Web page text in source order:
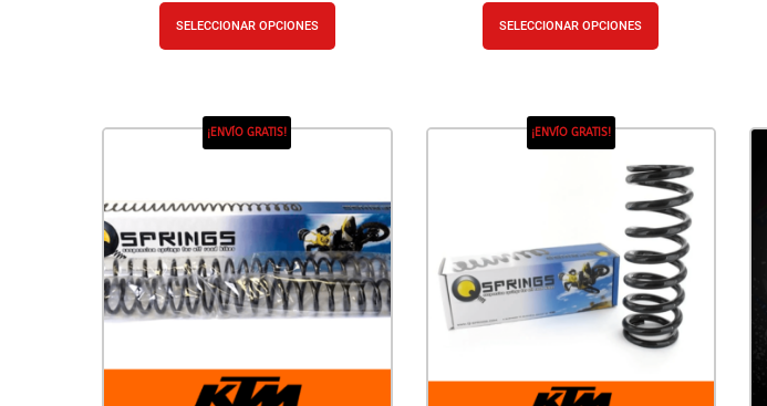
SELECCIONAR OPCIONES SELECCIONAR OPCIONES
¡ENVÍO GRATIS! ¡ENVÍO GRATIS!